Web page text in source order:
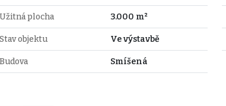
Užitná plocha 3.000 m²
Stav objektu Ve výstavbě
Budova Smíšená